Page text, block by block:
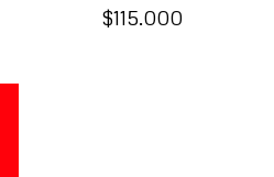
$115.000